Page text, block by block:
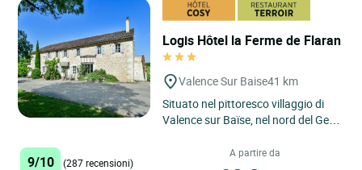
Logis Hôtel la Ferme de Flaran
Valence Sur Baise41 km
Situato nel pittoresco villaggio di
Valence sur Baïse, nel nord del Gers,
9/10 (287 recensioni)
A partire da